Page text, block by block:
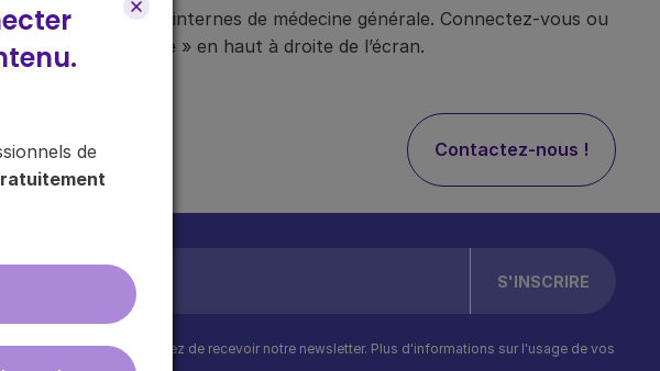
de
généralistes et internes de médecine générale. Connectez-vous ou
s’inscrire » en haut à droite de l’écran.
Contactez-nous !
"s'inscrire", vous acceptez de recevoir notre newsletter. Plus d'informations sur l'usage de vos